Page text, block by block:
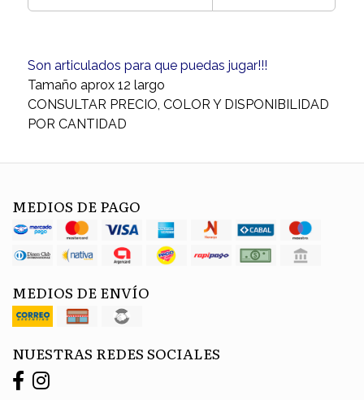
Son articulados para que puedas jugar!!!
Tamaño aprox 12 largo
CONSULTAR PRECIO, COLOR Y DISPONIBILIDAD
POR CANTIDAD
MEDIOS DE PAGO
MEDIOS DE ENVÍO
NUESTRAS REDES SOCIALES